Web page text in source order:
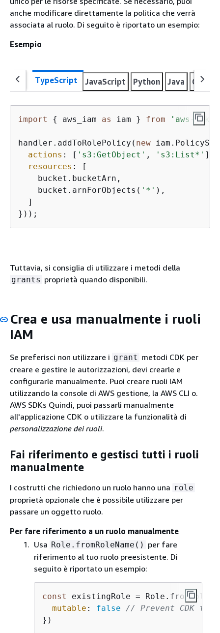
anche modificare direttamente la politica che verrà
associata al ruolo. Di seguito è riportato un esempio:
Esempio
TypeScript JavaScript Python Java C#
import { aws_iam as iam } from 'aws-
handler.addToRolePolicy( new
actions : [ 's3:GetObject' , 's3:List*' ],
resources : [
    bucket.bucketArn,
    bucket.arnForObjects(
'*' ),
  ]
}));
Tuttavia, si consiglia di utilizzare i metodi della
grants proprietà quando disponibili.
Crea e usa manualmente i ruoli
IAM
Se preferisci non utilizzare i grant metodi CDK per
creare e gestire le autorizzazioni, devi crearle e
configurarle manualmente. Puoi creare ruoli IAM
utilizzando la console di AWS gestione, la AWS CLI o.
AWS SDKs Quindi, puoi passarli manualmente
all'applicazione CDK o utilizzare la funzionalità di
personalizzazione dei ruoli.
Fai riferimento e gestisci tutti i ruoli
manualmente
I costrutti che richiedono un ruolo hanno una role
proprietà opzionale che è possibile utilizzare per
passare un oggetto ruolo.
Per fare riferimento a un ruolo manualmente
Usa Role.fromRoleName() per fare
riferimento al tuo ruolo preesistente. Di
seguito è riportato un esempio:
const existingRole =
mutable : false
// Prevent CDK
})